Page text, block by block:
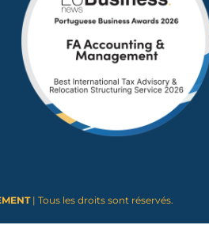
| Tous les droits sont réservés.